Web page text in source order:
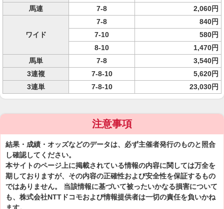
馬連
7-8 2,060円
ワイド
7-8
840円
7-10
580円
8-10
1,470円
馬単
7-8
3,540円
3連複
7-8-10
5,620円
3連単
7-8-10 23,030円
注意事項
結果・成績・オッズなどのデータは、必ず主催者発行のものと照合
し確認してください。
本サイトのページ上に掲載されている情報の内容に関しては万全を
期しておりますが、その内容の正確性および安全性を保証するもの
ではありません。 当該情報に基づいて被ったいかなる損害について
も、株式会社NTTドコモおよび情報提供者は一切の責任を負いかね